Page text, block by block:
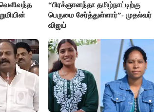
“பிரக்ஞானந்தா தமிழ்நாட்டிற்கு
பெருமை சேர்த்துள்ளார்”- முதல்வர்
விஜய்